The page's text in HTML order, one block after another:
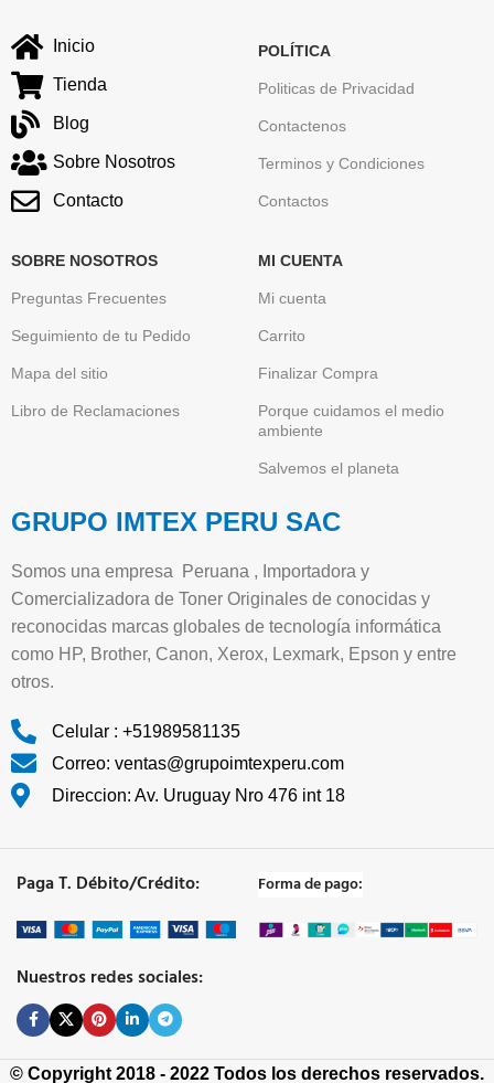
Inicio
Tienda
Blog
Sobre Nosotros
Contacto
POLÍTICA
Politicas de Privacidad
Contactenos
Terminos y Condiciones
Contactos
SOBRE NOSOTROS
Preguntas Frecuentes
Seguimiento de tu Pedido
Mapa del sitio
Libro de Reclamaciones
MI CUENTA
Mi cuenta
Carrito
Finalizar Compra
Porque cuidamos el medio
ambiente
Salvemos el planeta
GRUPO IMTEX PERU SAC
Somos una empresa Peruana , Importadora y
Comercializadora de Toner Originales de conocidas y
reconocidas marcas globales de tecnología informática
como HP, Brother, Canon, Xerox, Lexmark, Epson y entre
otros.
Celular : +51989581135
Correo: ventas@grupoimtexperu.com
Direccion: Av. Uruguay Nro 476 int 18
Paga T. Débito/Crédito: Forma de pago:
Nuestros redes sociales:
© Copyright 2018 - 2022 Todos los derechos reservados.